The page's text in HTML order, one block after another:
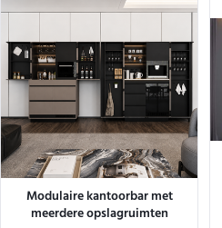
Modulaire kantoorbar met
meerdere opslagruimten